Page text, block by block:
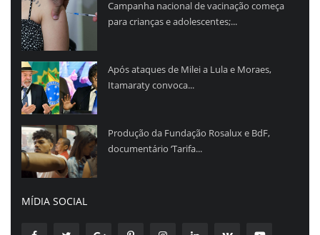
Campanha nacional de vacinação começa
para crianças e adolescentes;...
Após ataques de Milei a Lula e Moraes,
Itamaraty convoca...
Produção da Fundação Rosalux e BdF,
documentário ‘Tarifa...
MÍDIA SOCIAL